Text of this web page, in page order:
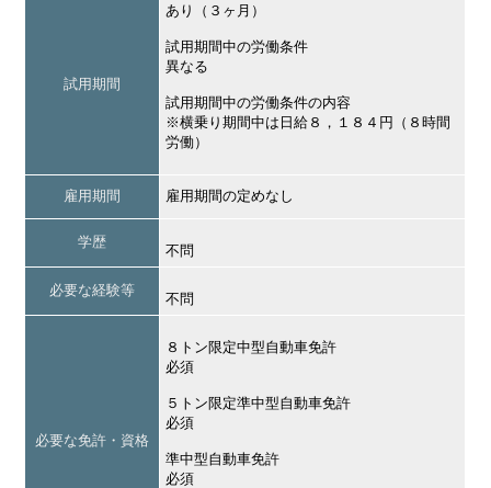
試用期間
あり（３ヶ月）
試用期間中の労働条件
異なる
試用期間中の労働条件の内容
※横乗り期間中は日給８，１８４円（８時間
労働）
雇用期間 雇用期間の定めなし
学歴
不問
必要な経験等
不問
必要な免許・資格
８トン限定中型自動車免許
必須
５トン限定準中型自動車免許
必須
準中型自動車免許
必須